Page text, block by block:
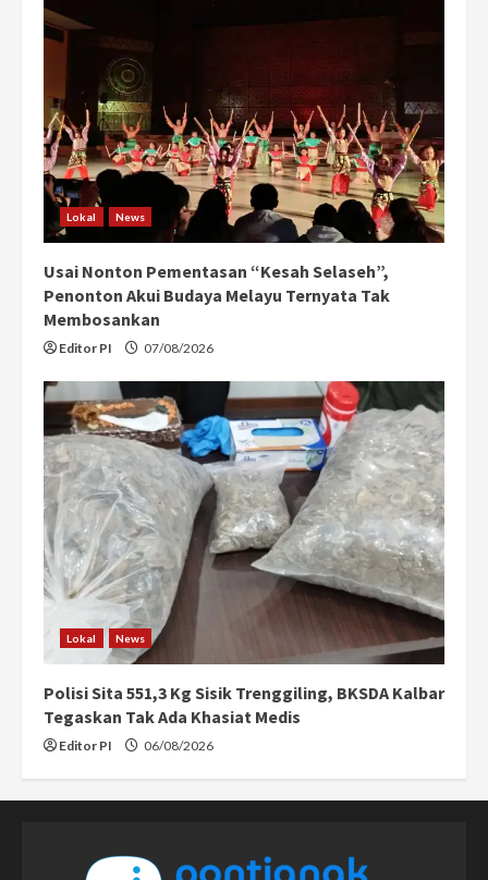
Lokal News
Usai Nonton Pementasan “Kesah Selaseh”,
Penonton Akui Budaya Melayu Ternyata Tak
Membosankan
Editor PI 07/08/2026
Lokal News
Polisi Sita 551,3 Kg Sisik Trenggiling, BKSDA Kalbar
Tegaskan Tak Ada Khasiat Medis
Editor PI 06/08/2026